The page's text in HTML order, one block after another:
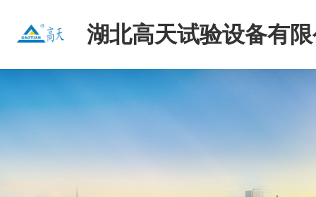
湖北高天试验设备有